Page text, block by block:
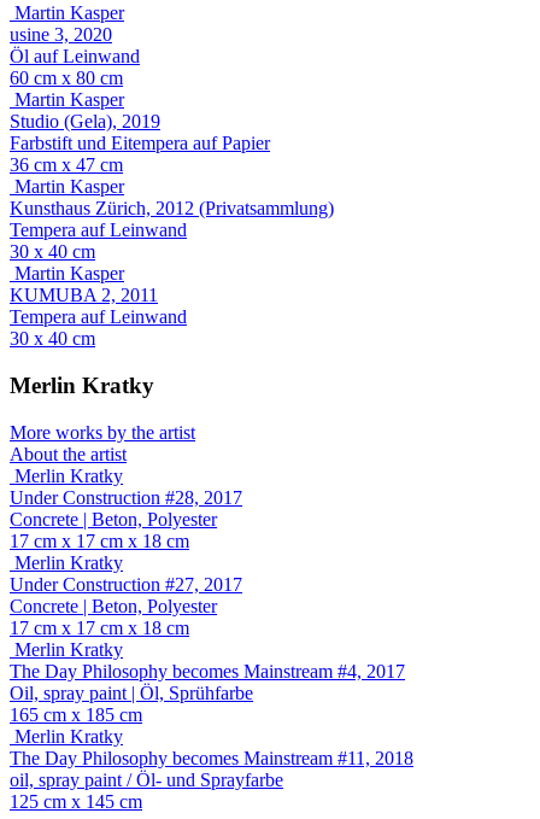
Martin Kasper
usine 3, 2020
Öl auf Leinwand
60 cm x 80 cm
Martin Kasper
Studio (Gela), 2019
Farbstift und Eitempera auf Papier
36 cm x 47 cm
Martin Kasper
Kunsthaus Zürich, 2012 (Privatsammlung)
Tempera auf Leinwand
30 x 40 cm
Martin Kasper
KUMUBA 2, 2011
Tempera auf Leinwand
30 x 40 cm
Merlin Kratky
More works by the artist
About the artist
Merlin Kratky
Under Construction #28, 2017
Concrete | Beton, Polyester
17 cm x 17 cm x 18 cm
Merlin Kratky
Under Construction #27, 2017
Concrete | Beton, Polyester
17 cm x 17 cm x 18 cm
Merlin Kratky
The Day Philosophy becomes Mainstream #4, 2017
Oil, spray paint | Öl, Sprühfarbe
165 cm x 185 cm
Merlin Kratky
The Day Philosophy becomes Mainstream #11, 2018
oil, spray paint / Öl- und Sprayfarbe
125 cm x 145 cm